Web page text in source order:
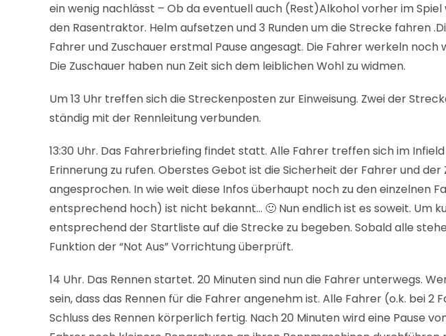
ein wenig nachlässt – Ob da eventuell auch (Rest)Alkohol vorher im
den Rasentraktor. Helm aufsetzen und 3 Runden um die Strecke fahren
Fahrer und Zuschauer erstmal Pause angesagt. Die Fahrer werkeln
Die Zuschauer haben nun Zeit sich dem leiblichen Wohl zu widmen.
Um 13 Uhr treffen sich die Streckenposten zur Einweisung. Zwei der
ständig mit der Rennleitung verbunden.
13:30 Uhr. Das Fahrerbriefing findet statt. Alle Fahrer treffen sich im
Erinnerung zu rufen. Oberstes Gebot ist die Sicherheit der Fahrer und
angesprochen. In wie weit diese Infos überhaupt noch zu den einzelnen
entsprechend hoch) ist nicht bekannt… 🙂 Nun endlich ist es soweit. Um
entsprechend der Startliste auf die Strecke zu begeben. Sobald alle
Funktion der “Not Aus” Vorrichtung überprüft.
14 Uhr. Das Rennen startet. 20 Minuten sind nun die Fahrer unterwegs.
sein, dass das Rennen für die Fahrer angenehm ist. Alle Fahrer (o.k. bei
Schluss des Rennen körperlich fertig. Nach 20 Minuten wird eine Pause